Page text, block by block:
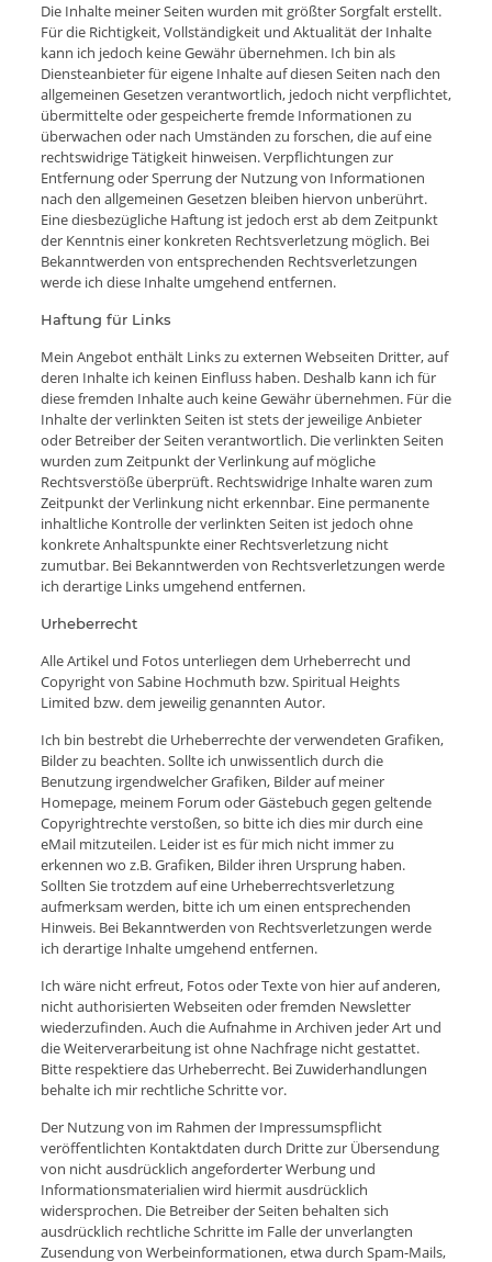
Die Inhalte meiner Seiten wurden mit größter Sorgfalt erstellt.
Für die Richtigkeit, Vollständigkeit und Aktualität der Inhalte
kann ich jedoch keine Gewähr übernehmen. Ich bin als
Diensteanbieter für eigene Inhalte auf diesen Seiten nach den
allgemeinen Gesetzen verantwortlich, jedoch nicht verpflichtet,
übermittelte oder gespeicherte fremde Informationen zu
überwachen oder nach Umständen zu forschen, die auf eine
rechtswidrige Tätigkeit hinweisen. Verpflichtungen zur
Entfernung oder Sperrung der Nutzung von Informationen
nach den allgemeinen Gesetzen bleiben hiervon unberührt.
Eine diesbezügliche Haftung ist jedoch erst ab dem Zeitpunkt
der Kenntnis einer konkreten Rechtsverletzung möglich. Bei
Bekanntwerden von entsprechenden Rechtsverletzungen
werde ich diese Inhalte umgehend entfernen.
Haftung für Links
Mein Angebot enthält Links zu externen Webseiten Dritter, auf
deren Inhalte ich keinen Einfluss haben. Deshalb kann ich für
diese fremden Inhalte auch keine Gewähr übernehmen. Für die
Inhalte der verlinkten Seiten ist stets der jeweilige Anbieter
oder Betreiber der Seiten verantwortlich. Die verlinkten Seiten
wurden zum Zeitpunkt der Verlinkung auf mögliche
Rechtsverstöße überprüft. Rechtswidrige Inhalte waren zum
Zeitpunkt der Verlinkung nicht erkennbar. Eine permanente
inhaltliche Kontrolle der verlinkten Seiten ist jedoch ohne
konkrete Anhaltspunkte einer Rechtsverletzung nicht
zumutbar. Bei Bekanntwerden von Rechtsverletzungen werde
ich derartige Links umgehend entfernen.
Urheberrecht
Alle Artikel und Fotos unterliegen dem Urheberrecht und
Copyright von Sabine Hochmuth bzw. Spiritual Heights
Limited bzw. dem jeweilig genannten Autor.
Ich bin bestrebt die Urheberrechte der verwendeten Grafiken,
Bilder zu beachten. Sollte ich unwissentlich durch die
Benutzung irgendwelcher Grafiken, Bilder auf meiner
Homepage, meinem Forum oder Gästebuch gegen geltende
Copyrightrechte verstoßen, so bitte ich dies mir durch eine
eMail mitzuteilen. Leider ist es für mich nicht immer zu
erkennen wo z.B. Grafiken, Bilder ihren Ursprung haben.
Sollten Sie trotzdem auf eine Urheberrechtsverletzung
aufmerksam werden, bitte ich um einen entsprechenden
Hinweis. Bei Bekanntwerden von Rechtsverletzungen werde
ich derartige Inhalte umgehend entfernen.
Ich wäre nicht erfreut, Fotos oder Texte von hier auf anderen,
nicht authorisierten Webseiten oder fremden Newsletter
wiederzufinden. Auch die Aufnahme in Archiven jeder Art und
die Weiterverarbeitung ist ohne Nachfrage nicht gestattet.
Bitte respektiere das Urheberrecht. Bei Zuwiderhandlungen
behalte ich mir rechtliche Schritte vor.
Der Nutzung von im Rahmen der Impressumspflicht
veröffentlichten Kontaktdaten durch Dritte zur Übersendung
von nicht ausdrücklich angeforderter Werbung und
Informationsmaterialien wird hiermit ausdrücklich
widersprochen. Die Betreiber der Seiten behalten sich
ausdrücklich rechtliche Schritte im Falle der unverlangten
Zusendung von Werbeinformationen, etwa durch Spam-Mails,